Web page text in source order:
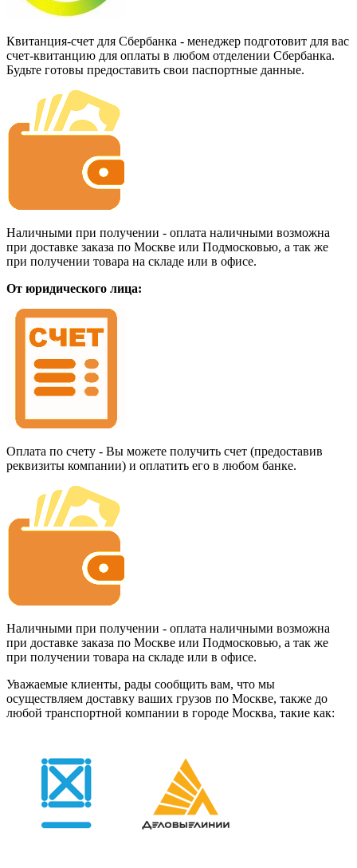
Квитанция-счет для Сбербанка - менеджер подготовит для вас
счет-квитанцию для оплаты в любом отделении Сбербанка.
Будьте готовы предоставить свои паспортные данные.
Наличными при получении - оплата наличными возможна
при доставке заказа по Москве или Подмосковью, а так же
при получении товара на складе или в офисе.
От юридического лица:
Оплата по счету - Вы можете получить счет (предоставив
реквизиты компании) и оплатить его в любом банке.
Наличными при получении - оплата наличными возможна
при доставке заказа по Москве или Подмосковью, а так же
при получении товара на складе или в офисе.
Уважаемые клиенты, рады сообщить вам, что мы
осуществляем доставку ваших грузов по Москве, также до
любой транспортной компании в городе Москва, такие как: